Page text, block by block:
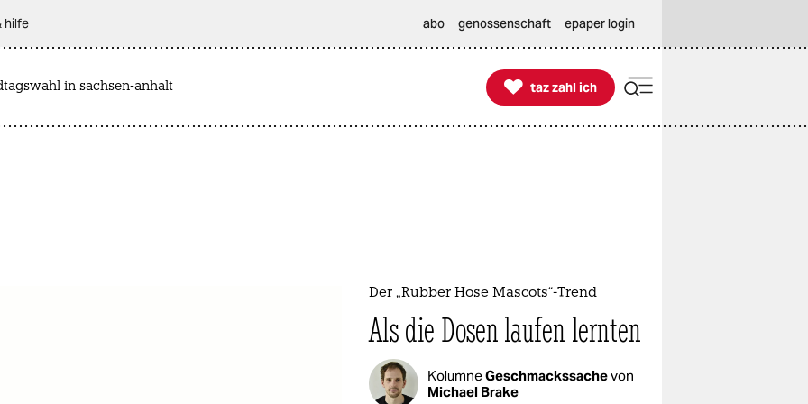
hilfe abo genossenschaft epaper login
in sachsen-anhalt 
taz zahl ich
taz zahl ich
Der „Rubber Hose Mascots“-Trend
Als die Dosen laufen lernten
KolumneGeschmackssachevon
Michael Brake